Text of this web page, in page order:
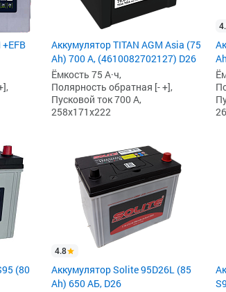
Аккумулятор TITAN AGM Asia (75
Ah) 700 А, (4610082702127) D26
Ёмкость 75 А·ч,
Полярность обратная [- +],
Пусковой ток 700 А,
258x171x222
(80
4.8
Аккумулятор Solite 95D26L (85
Ah) 650 АБ, D26